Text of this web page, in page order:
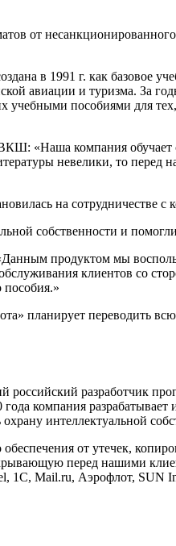
от
в 1991 г. как базовое
авиации и туризма. За
учебными пособиями для
«Наша компания
невелики, то перед
на сотрудничестве с
собственности и
продуктом мы
клиентов со
планирует переводить
российский разработчик
компания
интеллектуальной
от утечек,
перед нашими
1С, Mail.ru, Аэрофлот,